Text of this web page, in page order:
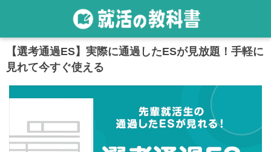
【選考通過ES】実際に通過したESが見放題！手軽に
見れて今すぐ使える